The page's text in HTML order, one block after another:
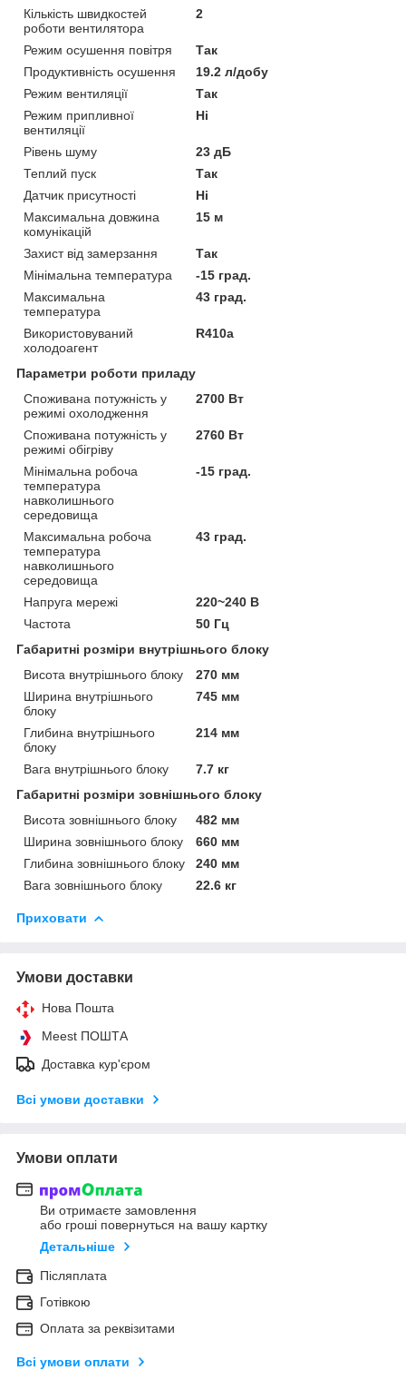
Кількість швидкостей
роботи вентилятора
2
Режим осушення повітря
Так
Продуктивність осушення
19.2 л/добу
Режим вентиляції
Так
Режим припливної
вентиляції
Ні
Рівень шуму
23 дБ
Теплий пуск
Так
Датчик присутності
Ні
Максимальна довжина
комунікацій
15 м
Захист від замерзання
Так
Мінімальна температура
-15 град.
Максимальна
температура
43 град.
Використовуваний
холодоагент
R410a
Параметри роботи приладу
Споживана потужність у
режимі охолодження
2700 Вт
Споживана потужність у
режимі обігріву
2760 Вт
Мінімальна робоча
температура
навколишнього
середовища
-15 град.
Максимальна робоча
температура
навколишнього
середовища
43 град.
Напруга мережі
220~240 В
Частота
50 Гц
Габаритні розміри внутрішнього блоку
Висота внутрішнього блоку
270 мм
Ширина внутрішнього
блоку
745 мм
Глибина внутрішнього
блоку
214 мм
Вага внутрішнього блоку
7.7 кг
Габаритні розміри зовнішнього блоку
Висота зовнішнього блоку
482 мм
Ширина зовнішнього блоку
660 мм
Глибина зовнішнього блоку
240 мм
Вага зовнішнього блоку
22.6 кг
Приховати
Умови доставки
Нова Пошта
Meest ПОШТА
Доставка кур'єром
Всі умови доставки
Умови оплати
Ви отримаєте замовлення
або гроші повернуться на вашу картку
Детальніше
Післяплата
Готівкою
Оплата за реквізитами
Всі умови оплати